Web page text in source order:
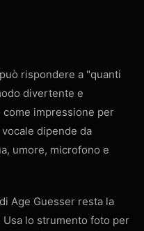
rispondere a "quanti
divertente e
impressione per
dipende da
umore, microfono e
Age Guesser resta la
lo strumento foto per